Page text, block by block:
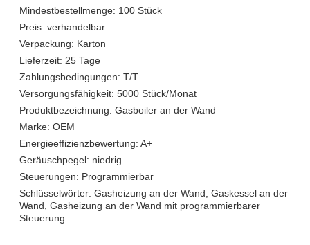
Mindestbestellmenge: 100 Stück
Preis: verhandelbar
Verpackung: Karton
Lieferzeit: 25 Tage
Zahlungsbedingungen: T/T
Versorgungsfähigkeit: 5000 Stück/Monat
Produktbezeichnung: Gasboiler an der Wand
Marke: OEM
Energieeffizienzbewertung: A+
Geräuschpegel: niedrig
Steuerungen: Programmierbar
Schlüsselwörter: Gasheizung an der Wand, Gaskessel an der
Wand, Gasheizung an der Wand mit programmierbarer
Steuerung.